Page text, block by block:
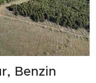
Benzin